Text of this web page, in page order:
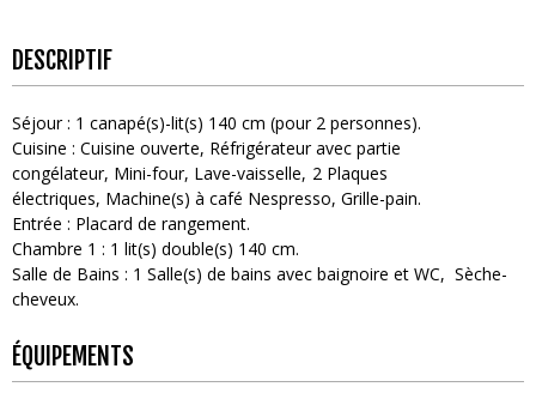
DESCRIPTIF
Séjour: 1 canapé(s)-lit(s) 140 cm (pour 2 personnes)
Cuisine : Cuisine ouverte Réfrigérateur avec partie
congélateur Mini-four Lave-vaisselle 2 Plaques
électriques Machine(s) à café Nespresso Grille-pain
Entrée : Placard de rangement
Chambre 1 : 1 lit(s) double(s) 140 cm
Salle de Bains : 1 Salle(s) de bains avec baignoire et WC
Sèche-
cheveux
ÉQUIPEMENTS